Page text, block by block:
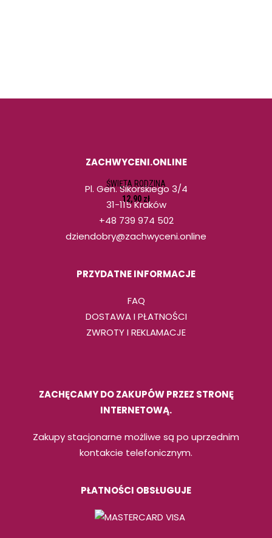
WYBIERZ OPCJE
ŚWIĘTA RODZINA
12,90 zł
ZACHWYCENI.ONLINE
Pl. Gen. Sikorskiego 3/4
31-115 Kraków
+48 739 974 502
dziendobry@zachwyceni.online
PRZYDATNE INFORMACJE
FAQ
DOSTAWA I PŁATNOŚCI
ZWROTY I REKLAMACJE
ZACHĘCAMY DO ZAKUPÓW PRZEZ STRONĘ
INTERNETOWĄ.
Zakupy stacjonarne możliwe są po uprzednim
kontakcie telefonicznym.
PŁATNOŚCI OBSŁUGUJE